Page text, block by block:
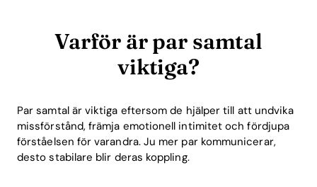
Varför är par samtal
viktiga?
Par samtal är viktiga eftersom de hjälper till att undvika
missförstånd, främja emotionell intimitet och fördjupa
förståelsen för varandra. Ju mer par kommunicerar,
desto stabilare blir deras koppling.